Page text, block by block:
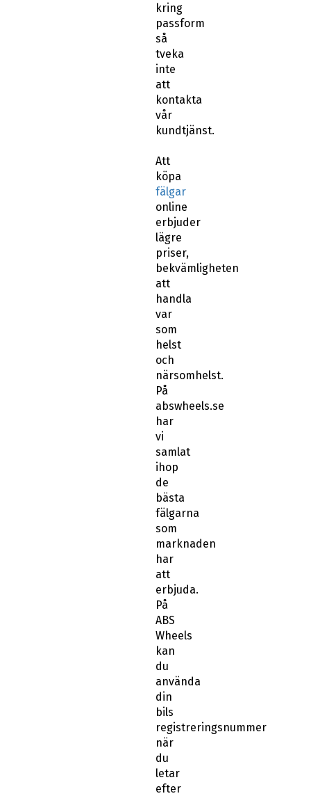
kring
passform
så
tveka
inte
att
kontakta
vår
kundtjänst.
Att
köpa
fälgar
online
erbjuder
lägre
priser,
bekvämligheten
att
handla
var
som
helst
och
närsomhelst.
På
abswheels.se
har
vi
samlat
ihop
de
bästa
fälgarna
som
marknaden
har
att
erbjuda.
På
ABS
Wheels
kan
du
använda
din
bils
registreringsnummer
när
du
letar
efter